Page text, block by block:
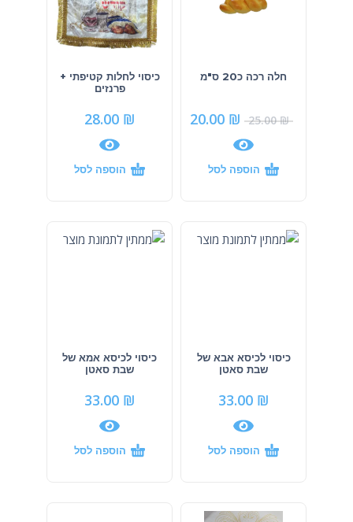
חלה רכה כ20 ס"מ
25.00₪
20.00 ₪
הוספה לסל
כיסוי לחלות קטיפתי +
פרנזים
28.00 ₪
הוספה לסל
כיסוי לכיסא אבא של
שבת סאטן
33.00 ₪
הוספה לסל
כיסוי לכיסא אמא של
שבת סאטן
33.00 ₪
הוספה לסל